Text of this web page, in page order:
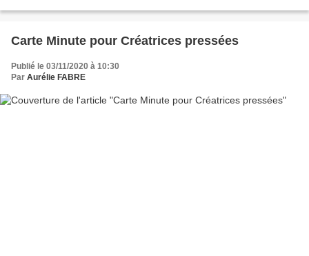
Carte Minute pour Créatrices pressées
Publié le 03/11/2020 à 10:30
Par Aurélie FABRE